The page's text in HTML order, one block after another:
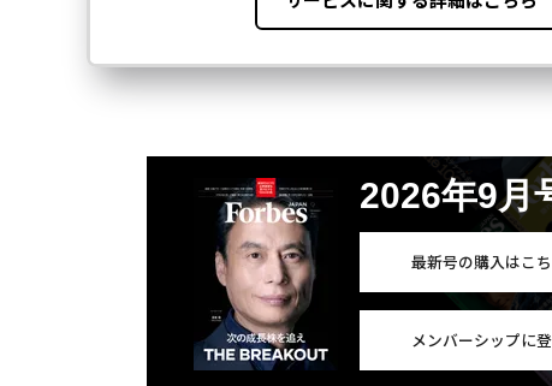
2026年9月
最新号の購入はこ
メンバーシップに